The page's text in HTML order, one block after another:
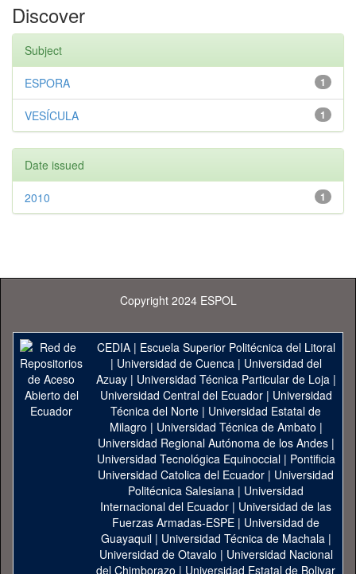
Discover
Subject
1
ESPORA
1
VESÍCULA
Date issued
1
2010
Copyright 2024 ESPOL
CEDIA| Escuela Superior Politécnica del Litoral
| Universidad de Cuenca| Universidad del
Azuay| Universidad Técnica Particular de Loja|
Universidad Central del Ecuador| Universidad
Técnica del Norte | Universidad Estatal de
Milagro | Universidad Técnica de Ambato |
Universidad Regional Autónoma de los Andes|
Universidad Tecnológica Equinoccial| Pontificia
Universidad Catolica del Ecuador | Universidad
Politécnica Salesiana | Universidad
Internacional del Ecuador | Universidad de las
Fuerzas Armadas-ESPE | Universidad de
Guayaquil| Universidad Técnica de Machala|
Universidad de Otavalo | Universidad Nacional
del Chimborazo | Universidad Estatal de Bolivar